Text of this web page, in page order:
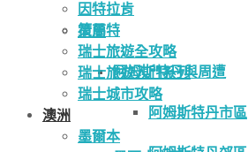
荷蘭
阿姆斯特丹與周遭
阿姆斯特丹市區
因特拉肯
策馬特
瑞士旅遊全攻略
瑞士旅遊入門系列
瑞士城市攻略
澳洲
墨爾本